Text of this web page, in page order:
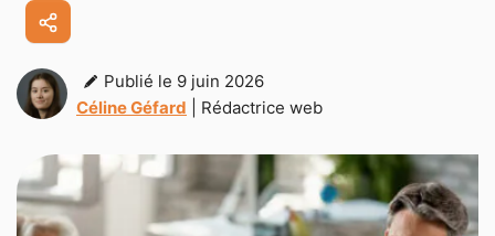
Publié le 9 juin 2026
Céline Géfard
| Rédactrice web